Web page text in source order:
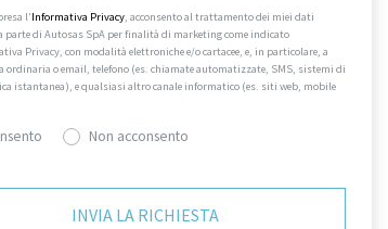
l’Informativa Privacy, acconsento al trattamento dei miei dati
parte di Autosas SpA per finalità di marketing come indicato
Privacy, con modalità elettroniche e/o cartacee, e, in particolare, a
ordinaria o email, telefono (es. chiamate automatizzate, SMS, sistemi di
istantanea), e qualsiasi altro canale informatico (es. siti web, mobile
Non acconsento